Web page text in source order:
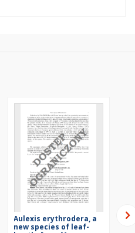
Aulexis erythrodera, a
new species of leaf-